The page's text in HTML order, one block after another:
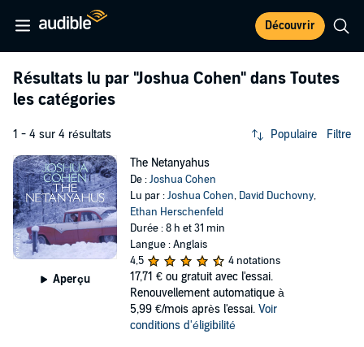
Découvrir
Résultats lu par "Joshua Cohen" dans Toutes
les catégories
1 - 4 sur 4 résultats Populaire Filtre
Aperçu
The Netanyahus
De :Joshua Cohen
Lu par :Joshua Cohen, David Duchovny,
Ethan Herschenfeld
Durée : 8 h et 31 min
Langue : Anglais
4,5
4 notations
17,71 € ou gratuit avec l'essai.
Renouvellement automatique à
5,99 €/mois après l'essai. Voir
conditions d'éligibilité